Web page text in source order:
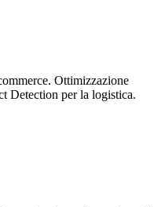
Ottimizzazione
Detection per la logistica.